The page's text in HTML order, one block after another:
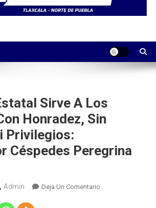
Sirve A Los
Honradez, Sin
Privilegios:
Céspedes Peregrina
Admin Deja Un ComentarioEn